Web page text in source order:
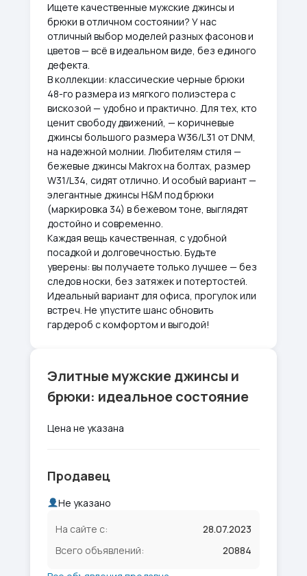
Ищете качественные мужские джинсы и
брюки в отличном состоянии? У нас
отличный выбор моделей разных фасонов и
цветов — всё в идеальном виде, без единого
дефекта.
В коллекции: классические черные брюки
48-го размера из мягкого полиэстера с
вискозой — удобно и практично. Для тех, кто
ценит свободу движений, — коричневые
джинсы большого размера W36/L31 от DNM,
на надежной молнии. Любителям стиля —
бежевые джинсы Makrox на болтах, размер
W31/L34, сидят отлично. И особый вариант —
элегантные джинсы H&M под брюки
(маркировка 34) в бежевом тоне, выглядят
достойно и современно.
Каждая вещь качественная, с удобной
посадкой и долговечностью. Будьте
уверены: вы получаете только лучшее — без
следов носки, без затяжек и потертостей.
Идеальный вариант для офиса, прогулок или
встреч. Не упустите шанс обновить
гардероб с комфортом и выгодой!
Элитные мужские джинсы и
брюки: идеальное состояние
Цена не указана
Продавец
Не указано
На сайте с:
28.07.2023
Всего объявлений:
20884